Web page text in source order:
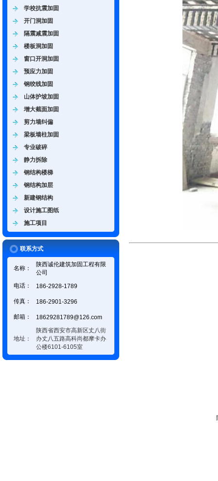
学校抗震加固
开门洞加固
隔震减震加固
楼板洞加固
窗口开洞加固
预应力加固
钢绞线加固
山体护坡加固
增大截面加固
剪力墙纠偏
梁板墙柱加固
专业破碎
静力拆除
钢结构楼梯
钢结构加层
新建钢结构
设计施工图纸
施工项目
联系方式
名称：
陕西诚伦建筑加固工程有限
公司
电话：
186-2928-1789
传真： 186-2901-3296
邮箱： 18629281789@126.com
地址：
陕西省西安市高新区丈八街
办丈八五路高科尚都摩卡办
公楼6101-6105室